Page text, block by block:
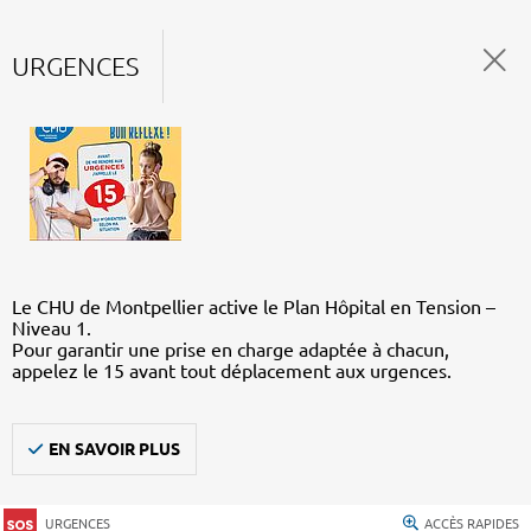
URGENCES
Le CHU de Montpellier active le Plan Hôpital en Tension –
Niveau 1.
Pour garantir une prise en charge adaptée à chacun,
appelez le 15 avant tout déplacement aux urgences.
EN SAVOIR PLUS
URGENCES ACCÈS RAPIDES